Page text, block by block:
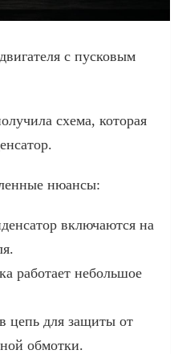
с пусковым
схема, которая
нюансы:
включаются на
работает небольшое
цепь для защиты от
обмотки.